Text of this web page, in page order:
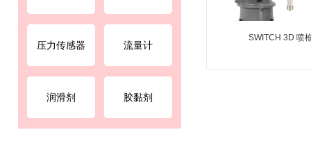
压力传感器 流量计
润滑剂 胶黏剂
SWITCH 3D 喷